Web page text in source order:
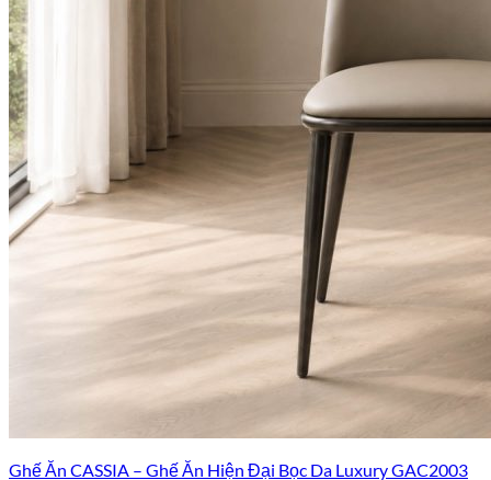
Ghế Ăn CASSIA – Ghế Ăn Hiện Đại Bọc Da Luxury GAC2003